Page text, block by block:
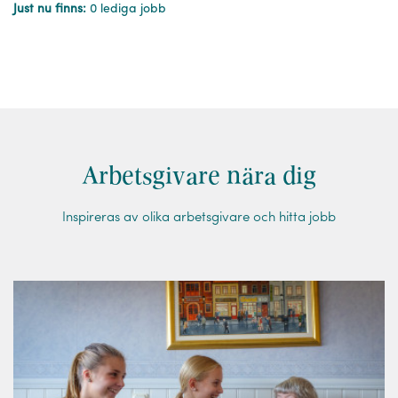
Just nu finns: 0 lediga jobb
Arbetsgivare nära dig
Inspireras av olika arbetsgivare och hitta jobb